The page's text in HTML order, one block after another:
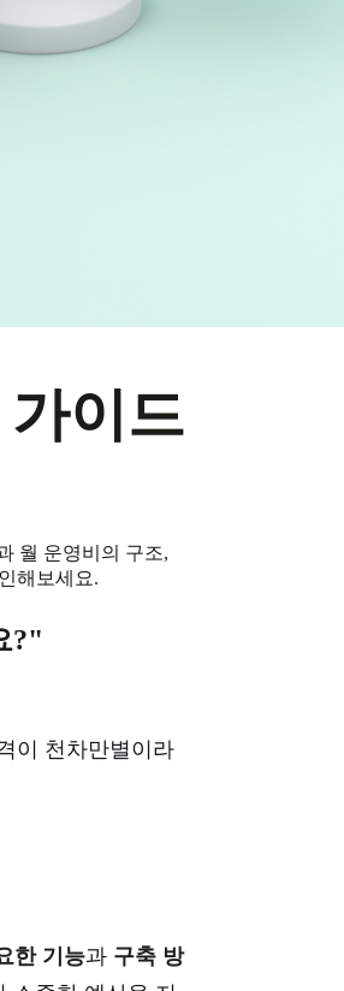
이드
월 운영비의 구조,
해보세요.
?"
이 천차만별이라
한 기능과 구축 방